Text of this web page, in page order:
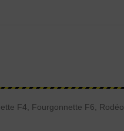
F4, Fourgonnette F6, Rodéo